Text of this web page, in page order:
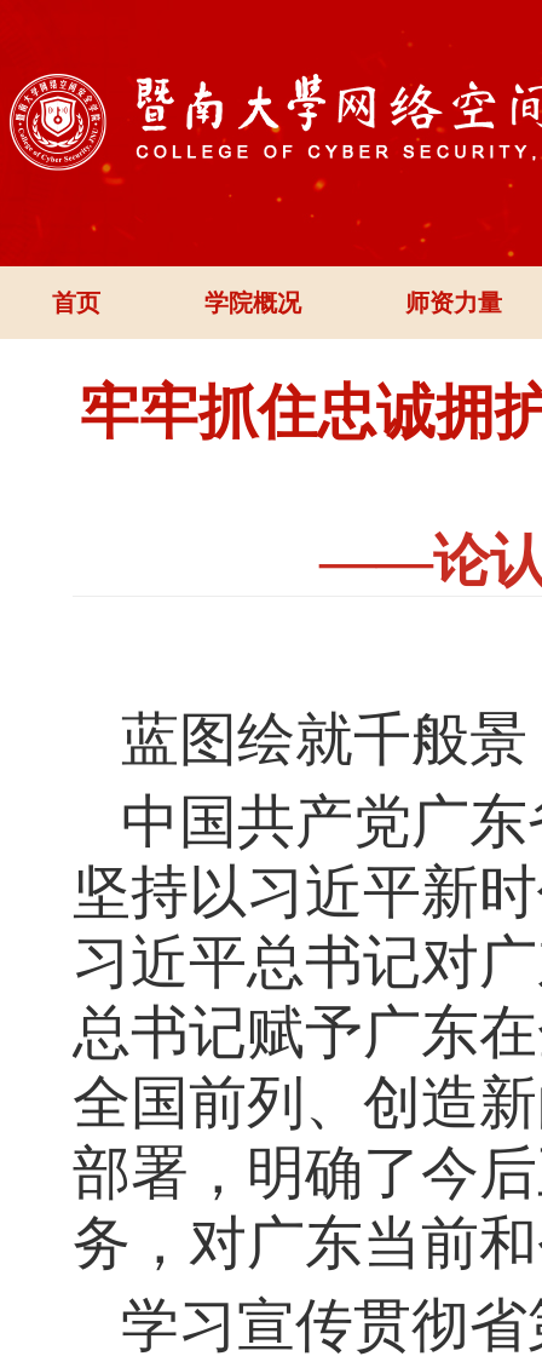
首页 学院概况 师资力量
牢牢抓住忠诚拥
——论认
蓝图绘就千般
中国共产党广
坚持以习近平新
习近平总书记对
总书记赋予广东
全国前列、创造
部署，明确了今
务，对广东当前
学习宣传贯彻